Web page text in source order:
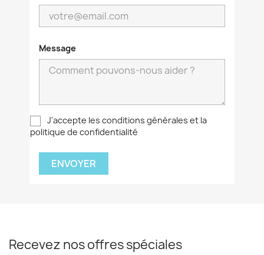
Message
J'accepte les conditions générales et la
politique de confidentialité
Recevez nos offres spéciales